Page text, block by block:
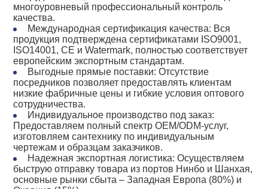
многоуровневый профессиональный контроль
качества.
Международная сертификация качества: Вся
продукция подтверждена сертификатами ISO9001,
ISO14001, CE и Watermark, полностью соответствует
европейским экспортным стандартам.
Выгодные прямые поставки: Отсутствие
посредников позволяет предоставлять клиентам
низкие фабричные цены и гибкие условия оптового
сотрудничества.
Индивидуальное производство под заказ:
Предоставляем полный спектр OEM/ODM-услуг,
изготовляем сантехнику по индивидуальным
чертежам и образцам заказчиков.
Надежная экспортная логистика: Осуществляем
быструю отправку товара из портов Нинбо и Шанхая,
основные рынки сбыта – Западная Европа (80%) и